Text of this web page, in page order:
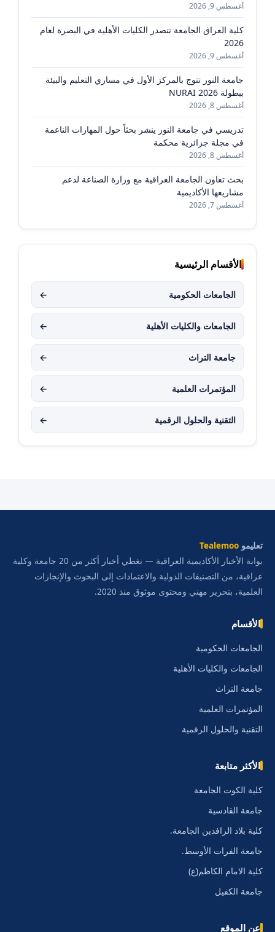
أغسطس 9, 2026
كلية العراق الجامعة تتصدر الكليات الأهلية في البصرة لعام
2026
أغسطس 9, 2026
جامعة النور تتوج بالمركز الأول في مساري التعليم والبيئة
ببطولة NURAI 2026
أغسطس 8, 2026
تدريسي في جامعة النور ينشر بحثاً حول المهارات الناعمة
في مجلة جزائرية محكمة
أغسطس 8, 2026
بحث تعاون الجامعة العراقية مع وزارة الصناعة لدعم
مشاريعها الأكاديمية
أغسطس 7, 2026
الأقسام الرئيسية
الجامعات الحكومية ←
الجامعات والكليات الأهلية ←
جامعة التراث ←
المؤتمرات العلمية ←
التقنية والحلول الرقمية ←
تعليمو Tealemoo
بوابة الأخبار الأكاديمية العراقية — نغطي أخبار أكثر من 20 جامعة وكلية
عراقية، من التصنيفات الدولية والاعتمادات إلى البحوث والإنجازات
العلمية، بتحرير مهني ومحتوى موثوق منذ 2020.
الأقسام
الجامعات الحكومية
الجامعات والكليات الأهلية
جامعة التراث
المؤتمرات العلمية
التقنية والحلول الرقمية
الأكثر متابعة
كلية الكوت الجامعة
جامعة القادسية
كلية بلاد الرافدين الجامعة.
جامعة الفرات الأوسط.
كلية الامام الكاظم(ع)
جامعة الكفيل
عن الموقع